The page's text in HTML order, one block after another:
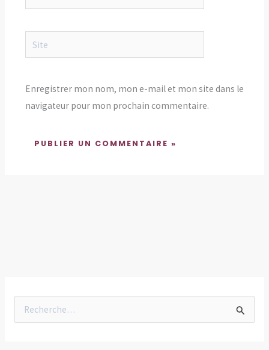
mail*
Site
Enregistrer mon nom, mon e-mail et mon site dans le
navigateur pour mon prochain commentaire.